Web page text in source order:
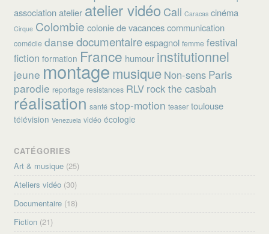
associationatelier atelier vidéoCali Caracas cinéma
Cirque Colombie colonie de vacancescommunication
comédie danse documentaireespagnol femme festival
fiction formation France humour institutionnel
jeune montagemusique Non-sens Paris
parodie reportage resistances RLV rock the casbah
réalisation santé stop-motion teaser toulouse
télévision Venezuela vidéo écologie
CATÉGORIES
Art & musique (25)
Ateliers vidéo (30)
Documentaire (18)
Fiction (21)